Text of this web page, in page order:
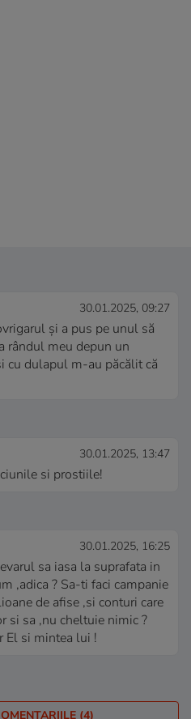
30.01.2025, 09:27
și a pus pe unul să
rândul meu depun un
cu dulapul m-au păcălit că
30.01.2025, 13:47
si prostiile!
30.01.2025, 16:25
sa iasa la suprafata in
,adica ? Sa-ti faci campanie
de afise ,si conturi care
si sa ,nu cheltuie nimic ?
El si mintea lui !
(4)